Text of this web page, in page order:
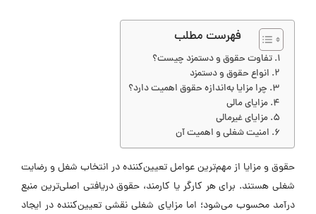
فهرست مطلب
تفاوت حقوق و دستمزد چیست؟
انواع حقوق و دستمزد
چرا مزایا به‌اندازه حقوق اهمیت دارد؟
مزایای مالی
مزایای غیرمالی
امنیت شغلی و اهمیت آن
حقوق و مزایا از مهم‌ترین عوامل تعیین‌کننده در انتخاب شغل و رضایت
شغلی هستند. برای هر کارگر یا کارمند، حقوق دریافتی اصلی‌ترین منبع
درآمد محسوب می‌شود؛ اما مزایای شغلی نقشی تعیین‌کننده در ایجاد